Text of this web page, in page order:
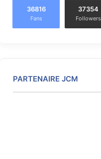
36816
Fans
37354
Followers
PARTENAIRE JCM